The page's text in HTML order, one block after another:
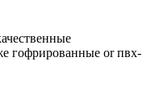
гофрированные or пвх-